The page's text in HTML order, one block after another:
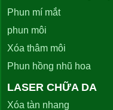
Phun mí mắt
phun môi
Xóa thâm môi
Phun hồng nhũ hoa
LASER CHỮA DA
Xóa tàn nhang